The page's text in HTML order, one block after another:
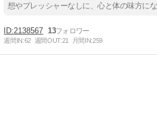
想やプレッシャーなしに、心と体の味方に
2138567 13
週間IN:62 週間OUT:21 月間IN:259